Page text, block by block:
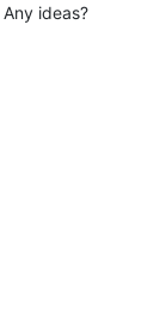
ideas?